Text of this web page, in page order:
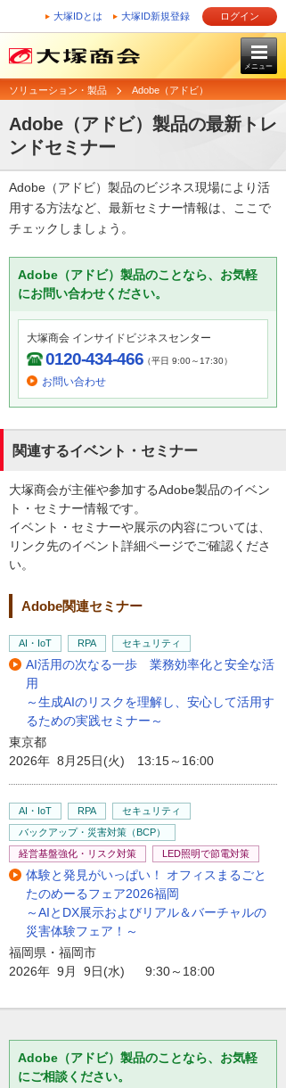
大塚IDとは 大塚ID新規登録 ログイン
メニュー
ソリューション・製品 Adobe（アドビ）
Adobe（アドビ）製品の最新トレ
ンドセミナー
Adobe（アドビ）製品のビジネス現場により活
用する方法など、最新セミナー情報は、ここで
チェックしましょう。
Adobe（アドビ）製品のことなら、お気軽
にお問い合わせください。
大塚商会 インサイドビジネスセンター
0120-434-466（平日 9:00～17:30）
お問い合わせ
関連するイベント・セミナー
大塚商会が主催や参加するAdobe製品のイベン
ト・セミナー情報です。
イベント・セミナーや展示の内容については、
リンク先のイベント詳細ページでご確認くださ
い。
Adobe関連セミナー
AI・IoT RPA セキュリティ
AI活用の次なる一歩 業務効率化と安全な活
用
～生成AIのリスクを理解し、安心して活用す
るための実践セミナー～
東京都
2026年 8月25日(火) 13:15～16:00
AI・IoT RPA
セキュリティ
バックアップ・災害対策（BCP）
経営基盤強化・リスク対策
LED照明で節電対策
体験と発見がいっぱい！ オフィスまるごと
たのめーるフェア2026福岡
～AIとDX展示およびリアル＆バーチャルの
災害体験フェア！～
福岡県・福岡市
2026年 9月 9日(水) 9:30～18:00
Adobe（アドビ）製品のことなら、お気軽
にご相談ください。